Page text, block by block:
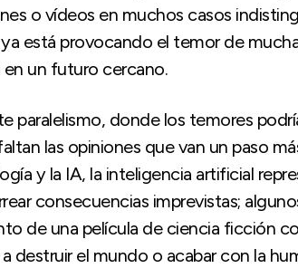
o vídeos en muchos casos
está provocando el temor de
en un futuro cercano.
paralelismo, donde los temores
las opiniones que van un paso
y la IA, la inteligencia artificial
consecuencias imprevistas;
de una película de ciencia ficción
destruir el mundo o acabar con la